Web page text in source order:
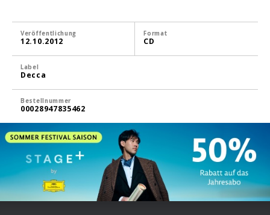
Veröffentlichung
12.10.2012
Format
CD
Label
Decca
Bestellnummer
00028947835462